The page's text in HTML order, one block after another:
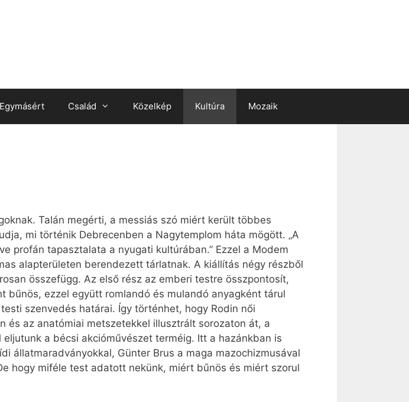
Egymásért Család Közelkép Kultúra Mozaik
Talán megérti, a messiás szó miért került többes
mi történik Debrecenben a Nagytemplom háta mögött. „A
profán tapasztalata a nyugati kultúrában.” Ezzel a Modem
alapterületen berendezett tárlatnak. A kiállítás négy részből
összefügg. Az első rész az emberi testre összpontosít,
ezzel együtt romlandó és mulandó anyagként tárul
szenvedés határai. Így történhet, hogy Rodin női
és az anatómiai metszetekkel illusztrált sorozaton át, a
a bécsi akcióművészet terméig. Itt a hazánkban is
állatmaradványokkal, Günter Brus a maga mazochizmusával
hogy miféle test adatott nekünk, miért bűnös és miért szorul